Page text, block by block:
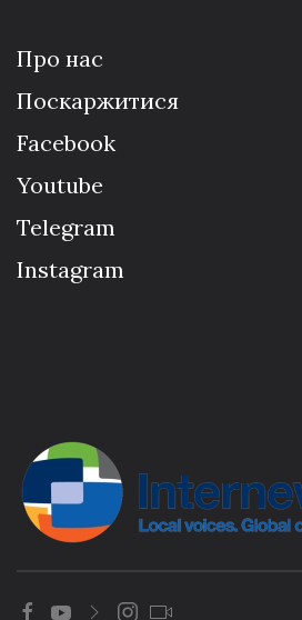
Про нас
Поскаржитися
Facebook
Youtube
Telegram
Instagram